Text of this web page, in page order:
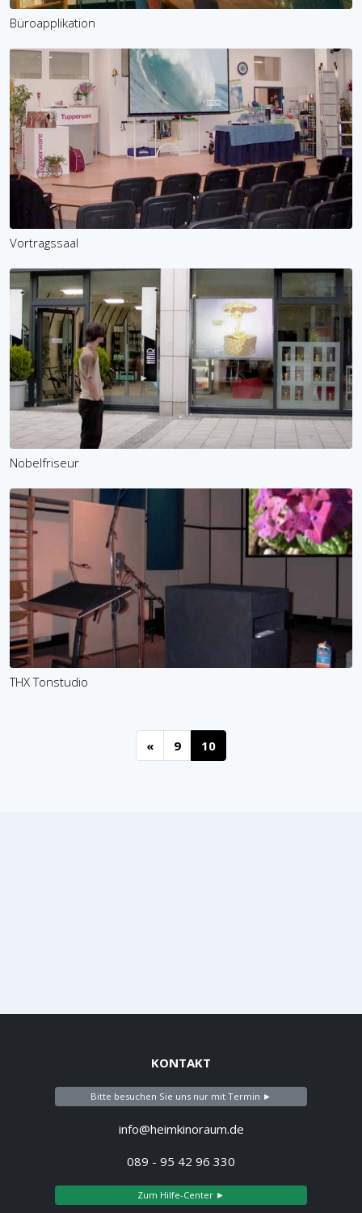
Büroapplikation
Vortragssaal
Nobelfriseur
THX Tonstudio
« 9 10
KONTAKT
Bitte besuchen Sie uns nur mit Termin ►
info@heimkinoraum.de
089 - 95 42 96 330
Zum Hilfe-Center ►
×
KEINE ANGEBOTE
VERPASSEN
Erhalten Sie exklusive Angebote, News und
Updates direkt in Ihr Postfach. Kostenlos und
jederzeit kündbar.
Mit der Anmeldung akzeptieren Sie unsere
Datenschutzerklärung. Sie können sich
jederzeit wieder abmelden.